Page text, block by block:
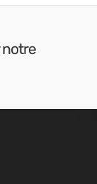
notre